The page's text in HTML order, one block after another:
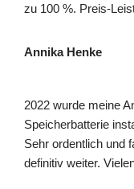
zu 100 %. Preis-
Annika Henke
2022 wurde meine
Speicherbatterie
Sehr ordentlich und
definitiv weiter.